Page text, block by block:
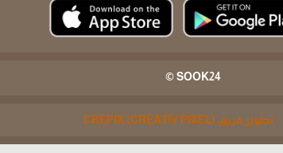
SOOK24 ©
تطوير فريق CREPIX (CREATIV PIXEL)